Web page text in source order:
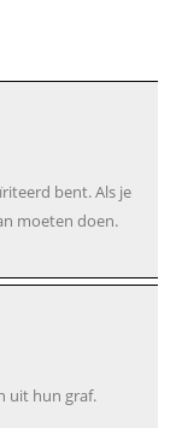
bent. Als je
moeten doen.
uit hun graf.